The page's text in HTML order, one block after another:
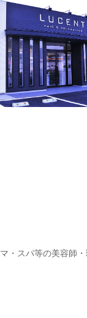
・スパ等の美容師